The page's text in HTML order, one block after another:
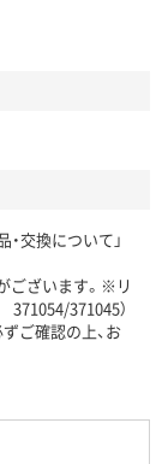
・交換について」
ございます。※リ
371045）
ずご確認の上、お